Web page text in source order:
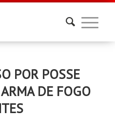
POR POSSE
DE FOGO